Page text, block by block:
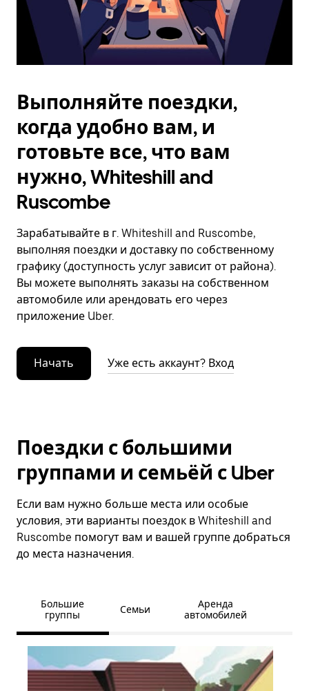
Выполняйте поездки,
когда удобно вам, и
готовьте все, что вам
нужно, Whiteshill and
Ruscombe
Зарабатывайте в г. Whiteshill and Ruscombe,
выполняя поездки и доставку по собственному
графику (доступность услуг зависит от района).
Вы можете выполнять заказы на собственном
автомобиле или арендовать его через
приложение Uber.
Начать Уже есть аккаунт? Вход
Поездки с большими
группами и семьёй с Uber
Если вам нужно больше места или особые
условия, эти варианты поездок в Whiteshill and
Ruscombe помогут вам и вашей группе добраться
до места назначения.
Большие
группы
Семьи
Аренда
автомобилей